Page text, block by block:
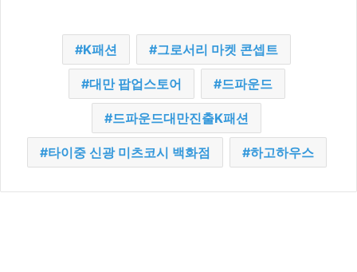
K패션 그로서리 마켓 콘셉트
대만 팝업스토어 드파운드
드파운드대만진출K패션
타이중 신광 미츠코시 백화점 하고하우스